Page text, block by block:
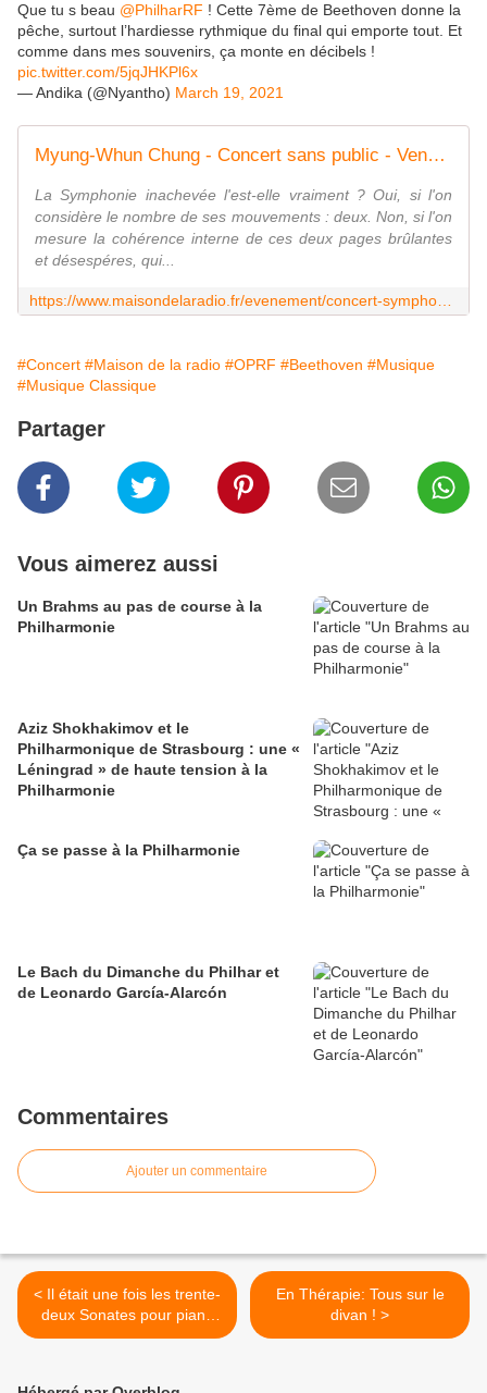
Que tu s beau @PhilharRF ! Cette 7ème de Beethoven donne la
pêche, surtout l’hardiesse rythmique du final qui emporte tout. Et
comme dans mes souvenirs, ça monte en décibels !
pic.twitter.com/5jqJHKPl6x
— Andika (@Nyantho) March 19, 2021
Myung-Whun Chung - Concert sans public - Vendredi 19 mars 2021 - 20h00 Maison de la radio - Auditorium
La Symphonie inachevée l'est-elle vraiment ? Oui, si l'on
considère le nombre de ses mouvements : deux. Non, si l'on
mesure la cohérence interne de ces deux pages brûlantes
et désespéres, qui...
#Concert #Maison de la radio #OPRF #Beethoven #Musique
#Musique Classique
Partager
Vous aimerez aussi
Un Brahms au pas de course à la
Philharmonie
Aziz Shokhakimov et le
Philharmonique de Strasbourg : une «
Léningrad » de haute tension à la
Philharmonie
Ça se passe à la Philharmonie
Le Bach du Dimanche du Philhar et
de Leonardo García-Alarcón
Commentaires
Ajouter un commentaire
< Il était une fois les trente-
deux Sonates pour piano
de Beethoven à Radio
En Thérapie: Tous sur le
divan ! >